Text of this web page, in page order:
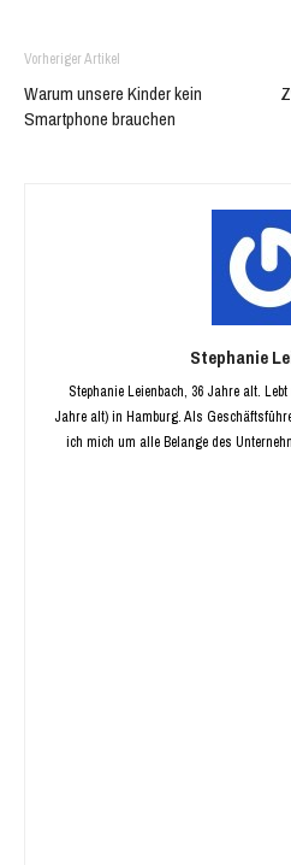
Vorheriger Artikel
Warum unsere Kinder kein
Smartphone brauchen
Stephanie
Stephanie Leienbach, 36 Jahre alt.
Jahre alt) in Hamburg. Als
ich mich um alle Belange des